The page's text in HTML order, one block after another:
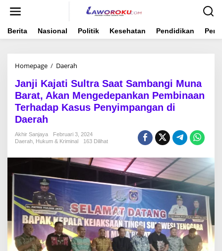
Berita Nasional Politik Kesehatan Pendidikan
Homepage / Daerah
Sultra
Saat
Sambangi
Muna
Mengedepankan
Pembinaan
Kasus
Penyimpangan
di
Janji Kajati Sultra Saat Sambangi Muna
Barat, Akan Mengedepankan Pembinaan
Terhadap Kasus Penyimpangan di
Daerah
Akhir Sanjaya
Februari 3, 2024
Daerah Hukum & Kriminal 163 Dilihat